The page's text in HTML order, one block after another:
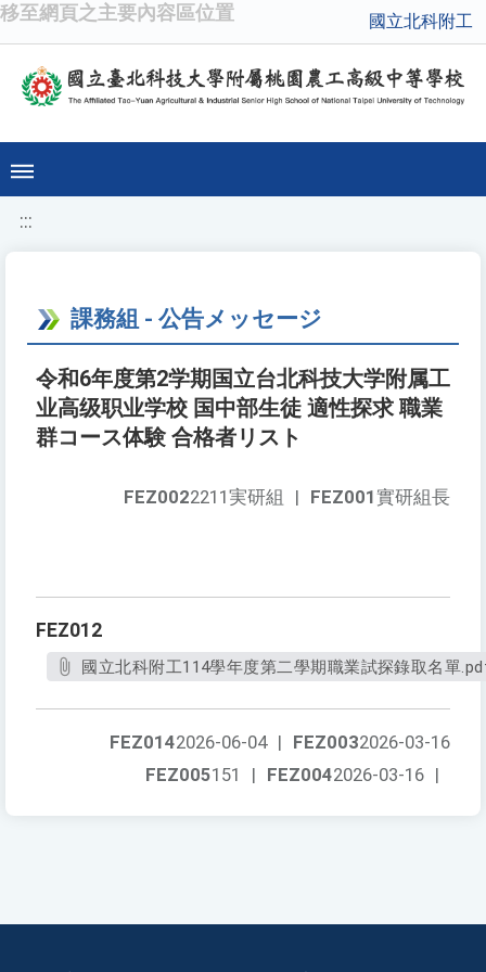
移至網頁之主要內容區位置 國立北科附工
:::
課務組 - 公告メッセージ
令和6年度第2学期国立台北科技大学附属工
业高级职业学校 国中部生徒 適性探求 職業
群コース体験 合格者リスト
FEZ001實研組長
FEZ0022211実研組 |
FEZ012
國立北科附工114學年度第二學期職業試探錄取名單
FEZ0032026-03-16
FEZ0142026-06-04 |
FEZ0042026-03-16 |
FEZ005151 |